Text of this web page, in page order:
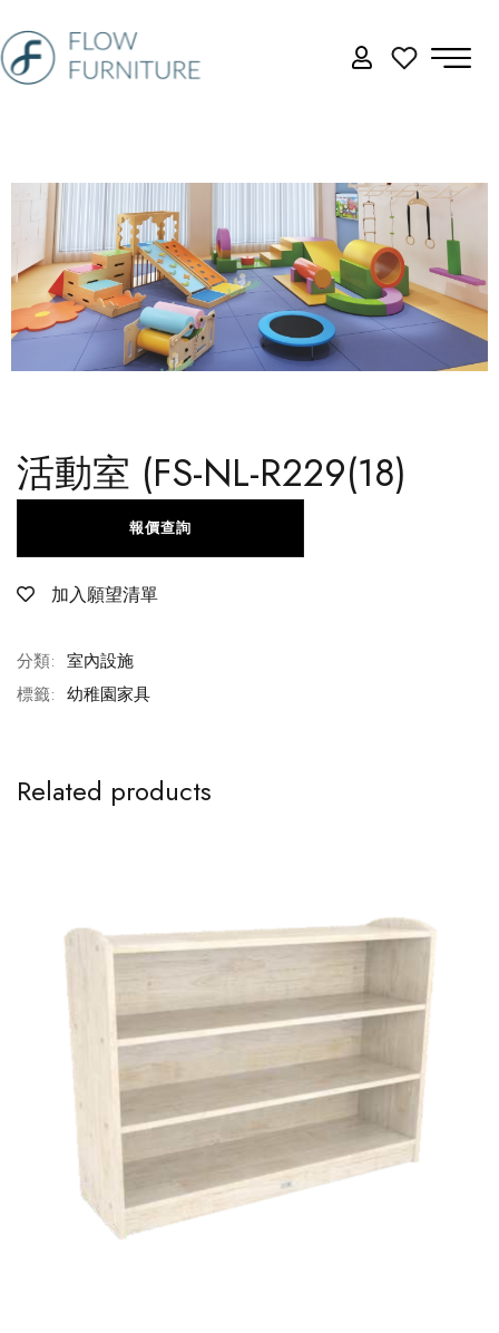
活動室 (FS-NL-R229(18)
加入願望清單
報價查詢
分類: 室內設施
標籤: 幼稚園家具
Related products